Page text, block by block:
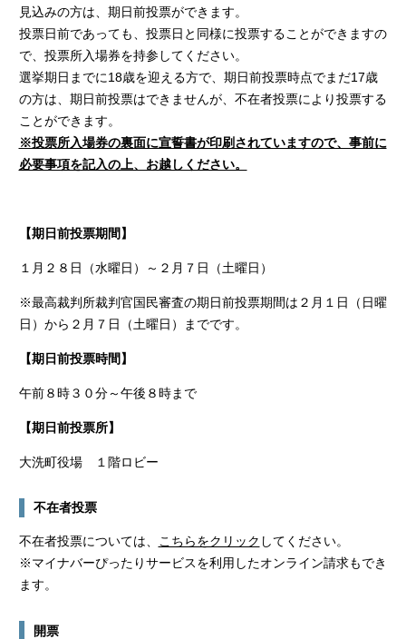
見込みの方は、期日前投票ができます。
投票日前であっても、投票日と同様に投票することができますの
で、投票所入場券を持参してください。
選挙期日までに18歳を迎える方で、期日前投票時点でまだ17歳
の方は、期日前投票はできませんが、不在者投票により投票する
ことができます。
※投票所入場券の裏面に宣誓書が印刷されていますので、事前に
必要事項を記入の上、お越しください。
【期日前投票期間】
１月２８日（水曜日）～２月７日（土曜日）
※最高裁判所裁判官国民審査の期日前投票期間は２月１日（日曜
日）から２月７日（土曜日）までです。
【期日前投票時間】
午前８時３０分～午後８時まで
【期日前投票所】
大洗町役場 １階ロビー
不在者投票
不在者投票については、 こちらをクリック してください。
※マイナバーぴったりサービスを利用したオンライン請求もでき
ます。
開票